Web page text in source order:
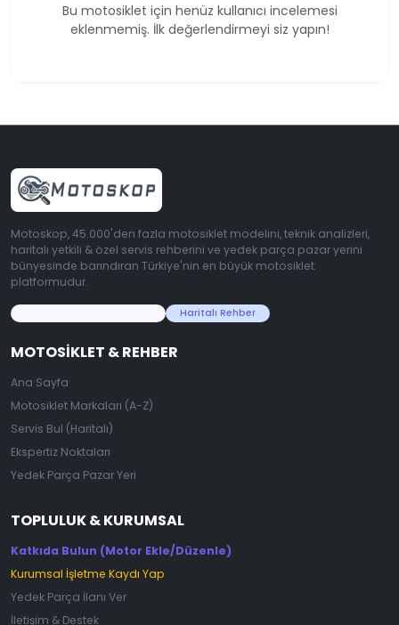
Bu motosiklet için henüz kullanıcı incelemesi
eklenmemiş. İlk değerlendirmeyi siz yapın!
Motoskop, 45.000'den fazla motosiklet modelini, teknik analizleri,
haritalı yetkili & özel servis rehberini ve yedek parça pazar yerini
bünyesinde barındıran Türkiye'nin en büyük motosiklet
platformudur.
Haritalı Rehber
MOTOSIKLET & REHBER
Ana Sayfa
Motosiklet Markaları (A-Z)
Servis Bul (Haritalı)
Ekspertiz Noktaları
Yedek Parça Pazar Yeri
TOPLULUK & KURUMSAL
Katkıda Bulun (Motor Ekle/Düzenle)
Kurumsal İşletme Kaydı Yap
Yedek Parça İlanı Ver
İletişim & Destek